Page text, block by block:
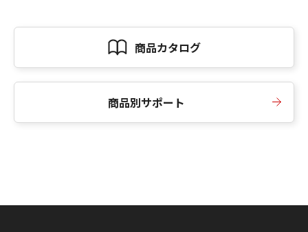
商品カタログ
商品別サポート